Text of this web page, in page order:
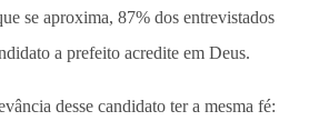
se aproxima, 87% dos entrevistados
a prefeito acredite em Deus.
desse candidato ter a mesma fé: